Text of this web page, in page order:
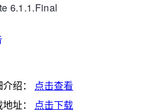
6.1.1.Final
绍：
点击查看
址： 点击下载